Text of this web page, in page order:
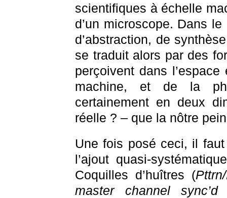
scientifiques à échelle
d’un microscope. Dans
d’abstraction, de
se traduit alors par des
perçoivent dans
machine, et de la
certainement en deux
réelle ? – que la nôtre
Une fois posé ceci, il
l’ajout quasi-
Coquilles d’huîtres (
master channel